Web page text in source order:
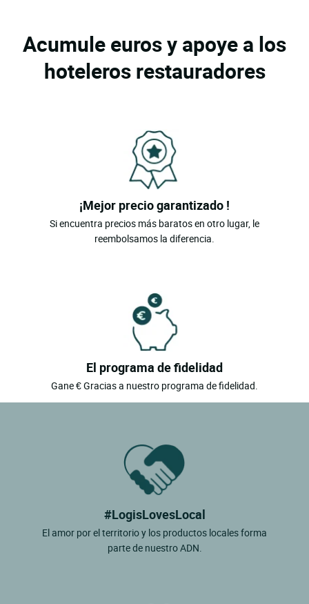
Acumule euros y apoye a los
hoteleros restauradores
¡Mejor precio garantizado !
Si encuentra precios más baratos en otro lugar, le
reembolsamos la diferencia.
El programa de fidelidad
Gane € Gracias a nuestro programa de fidelidad.
#LogisLovesLocal
El amor por el territorio y los productos locales forma
parte de nuestro ADN.